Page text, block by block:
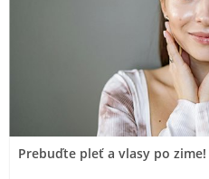
Prebuďte pleť a vlasy po